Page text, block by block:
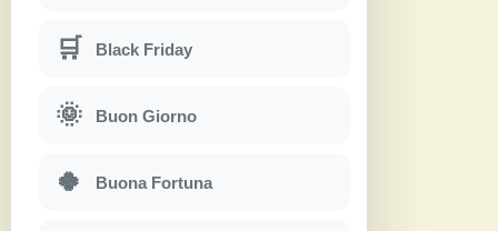
🛒 Black Friday
🌞 Buon Giorno
🍀 Buona Fortuna